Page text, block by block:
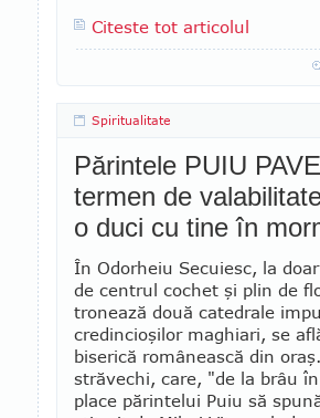
Citeste tot articolul
Spiritualitate
Părintele PUIU
termen de
o duci cu tine în
În Odorheiu Secuiesc, la
de centrul cochet şi plin de
tronează două catedrale
credincioşilor maghiari, se
biserică românească din
străvechi, care, "de la brâu
place părintelui Puiu să